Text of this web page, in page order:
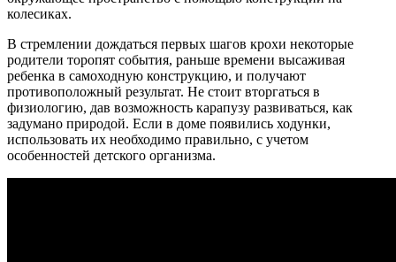
колесиках.
В стремлении дождаться первых шагов крохи некоторые
родители торопят события, раньше времени высаживая
ребенка в самоходную конструкцию, и получают
противоположный результат. Не стоит вторгаться в
физиологию, дав возможность карапузу развиваться, как
задумано природой. Если в доме появились ходунки,
использовать их необходимо правильно, с учетом
особенностей детского организма.